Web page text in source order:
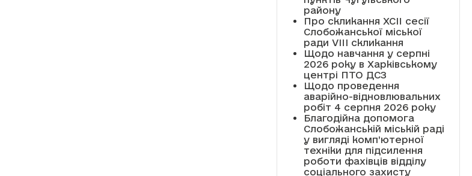
району
Про скликання XCII сесії
Слобожанської міської
ради VIII скликання
Щодо навчання у серпні
2026 року в Харківському
центрі ПТО ДСЗ
Щодо проведення
аварійно-відновлювальних
робіт 4 серпня 2026 року
Благодійна допомога
Слобожанській міській раді
у вигляді комп’ютерної
техніки для підсилення
роботи фахівців відділу
соціального захисту